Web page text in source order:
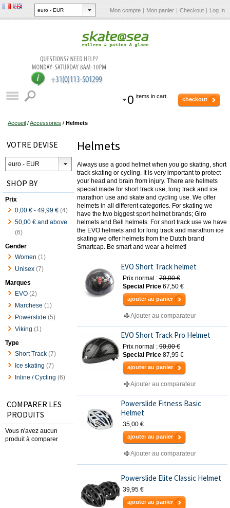
Mon compte Mon panier Checkout Log In
0 items in cart. checkout
Accueil /Accessories / Helmets
Helmets
Always use a good helmet when you go skating, short
track skating or cycling. It is very important to protect
your head and brain from injury. There are helmets
special made for short track use, long track and ice
marathon use and skate and cycling use. We offer
helmets in all different categories. For skating we
have the two biggest sport helmet brands; Giro
helmets and Bell helmets. For short track use we have
the EVO helmets and for long track and marathon ice
skating we offer helmets from the Dutch brand
Smartcap. Be smart and wear a helmet!
EVO Short Track helmet
Prix normal : 70,00 €
Special Price 67,50 €
ajouter au panier
Ajouter au comparateur
EVO Short Track Pro Helmet
Prix normal : 90,00 €
Special Price 87,95 €
ajouter au panier
Ajouter au comparateur
Powerslide Fitness Basic
Helmet
35,00 €
ajouter au panier
Ajouter au comparateur
Powerslide Elite Classic Helmet
39,95 €
ajouter au panier
VOTRE DEVISE
SHOP BY
Prix
0,00 € - 49,99 € (4)
50,00 € and above
(6)
Gender
Women (1)
Unisex (7)
Marques
EVO (2)
Marchese (1)
Powerslide (5)
Viking (1)
Type
Short Track (7)
Ice skating (7)
Inline / Cycling (6)
COMPARER LES
PRODUITS
Vous n'avez aucun
produit à comparer